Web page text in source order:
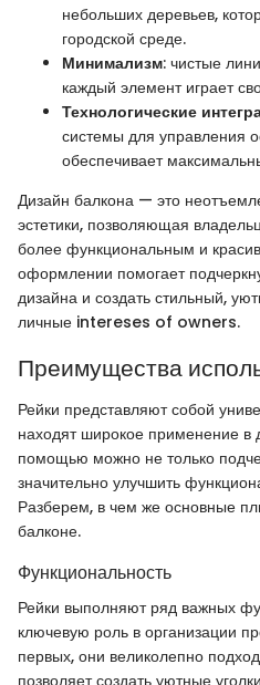
небольших деревьев,
городской среде.
Минимализм: чистые
каждый элемент играет
Технологические
системы для управления
обеспечивает
Дизайн балкона — это
эстетики, позволяющая
более функциональным и
оформлении помогает
дизайна и создать стильный,
личные intereses of owners.
Преимущества
Рейки представляют собой
находят широкое применение в
помощью можно не только
значительно улучшить
Разберем, в чем же основные
балконе.
Функциональность
Рейки выполняют ряд важных
ключевую роль в организации
первых, они великолепно